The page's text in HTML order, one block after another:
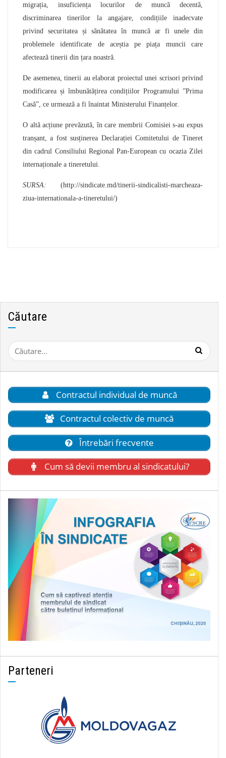
migrația, insuficiența locurilor de muncă decentă,
discriminarea tinerilor la angajare, condițiile inadecvate
privind securitatea și sănătatea în muncă ar fi unele din
problemele identificate de aceștia pe piața muncii care
afectează tinerii din țara noastră.
De asemenea, tinerii au elaborat proiectul unei scrisori privind
modificarea și îmbunătățirea condițiilor Programului ”Prima
Casă”, ce urmează a fi înaintat Ministerului Finanțelor.
O altă acțiune prevăzută, în care membrii Comisiei s-au expus
tranșant, a fost susținerea Declarației Comitetului de Tineret
din cadrul Consiliului Regional Pan-European cu ocazia Zilei
internaționale a tineretului.
SURSA: (http://sindicate.md/tinerii-sindicalisti-marcheaza-
ziua-internationala-a-tineretului/)
Căutare
Caută
după:
Contractul individual de muncă
Contractul colectiv de muncă
Întrebări frecvente
Cum să devii membru al sindicatului?
Parteneri